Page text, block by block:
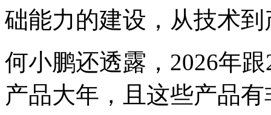
础能力的建设，从技术
何小鹏还透露，2026年
产品大年，且这些产品